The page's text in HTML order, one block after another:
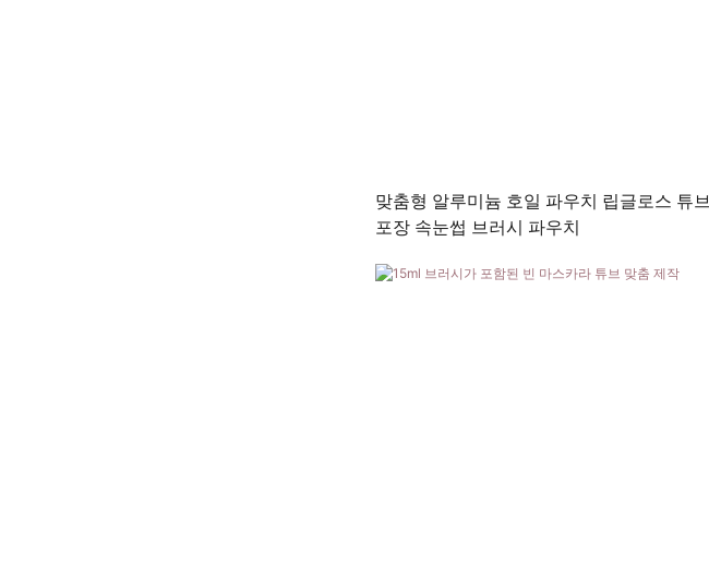
맞춤형 알루미늄 호일 파우치 립글로스 튜브
포장 속눈썹 브러시 파우치